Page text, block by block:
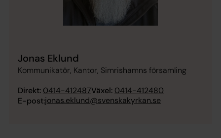
Jonas Eklund
Kommunikatör, Kantor, Simrishamns församling
Direkt: 0414-412487Växel: 0414-412480
E-post:jonas.eklund@svenskakyrkan.se